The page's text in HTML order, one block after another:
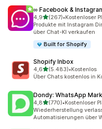
∞ Facebook &
4,9von 5 Sternen
(267)
267 Rezensionen
•Kostenloser
Produkte mit Instagram
über Chat-KI verkaufen
Built for Shopify
Shopify Inbox
4,6von 5 Sternen
(5.483)
5483 Rezensionen
•Kostenlos
Über Chats kostenlos in
Dondy: WhatsApp
4,8von 5 Sternen
(770)
770 Rezensionen
•Kostenloser
Wiederherstellung
Automatisierungen über